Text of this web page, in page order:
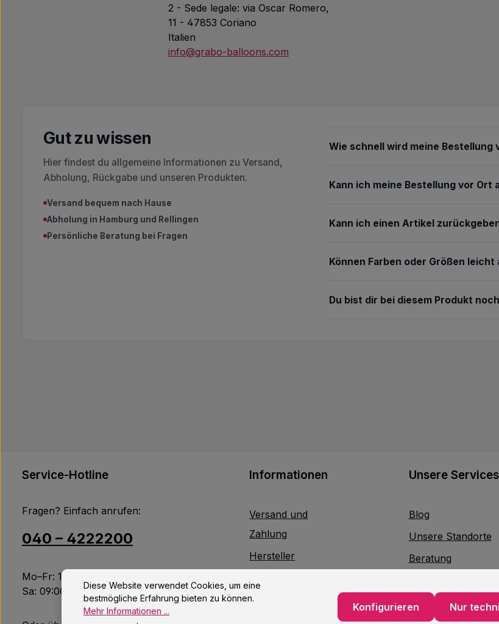
2 - Sede legale: via Oscar Romero,
11 - 47853 Coriano
Italien
info@grabo-balloons.com
Gut zu wissen
Hier findest du allgemeine Informationen zu Versand,
Abholung, Rückgabe und unseren Produkten.
Versand bequem nach Hause
Abholung in Hamburg und Rellingen
Persönliche Beratung bei Fragen
Wie schnell wird meine Bestellung
Kann ich meine Bestellung vor Ort
Kann ich einen Artikel
Können Farben oder Größen leicht
Du bist dir bei diesem Produkt
Service-Hotline
Fragen? Einfach anrufen:
040 – 4222200
Mo–Fr: 10:00 – 18:00 Uhr
Sa: 09:00 – 14:00 Uhr
Informationen
Versand und
Zahlung
Hersteller
Kontakt
Unsere Services
Blog
Unsere Standorte
Beratung
Diese Website verwendet Cookies, um eine
bestmögliche Erfahrung bieten zu können.
Mehr Informationen ...
Nur
Konfigurieren